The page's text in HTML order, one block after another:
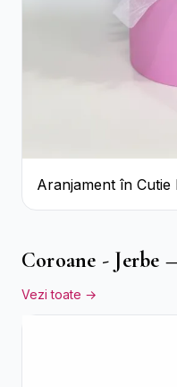
Aranjament în Cutie
Crizanteme Albe și
Coroane - Jerbe
Vezi toate →